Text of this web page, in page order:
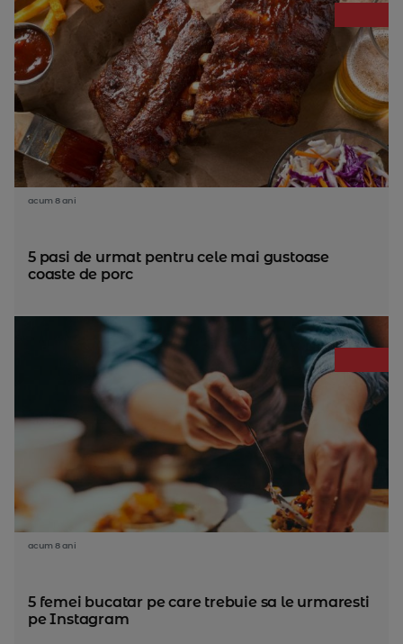
acum 8 ani
5 pasi de urmat pentru cele mai gustoase
coaste de porc
acum 8 ani
5 femei bucatar pe care trebuie sa le urmaresti
pe Instagram